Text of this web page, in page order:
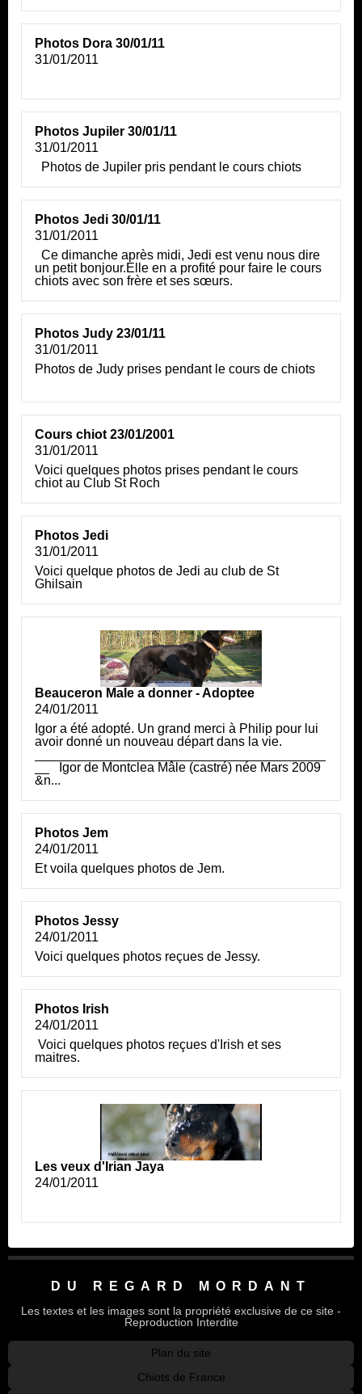
Photos Dora 30/01/11
31/01/2011
Photos Jupiler 30/01/11
31/01/2011
Photos de Jupiler pris pendant le cours chiots
Photos Jedi 30/01/11
31/01/2011
Ce dimanche après midi, Jedi est venu nous dire
un petit bonjour.Elle en a profité pour faire le cours
chiots avec son frère et ses sœurs.
Photos Judy 23/01/11
31/01/2011
Photos de Judy prises pendant le cours de chiots
Cours chiot 23/01/2001
31/01/2011
Voici quelques photos prises pendant le cours
chiot au Club St Roch
Photos Jedi
31/01/2011
Voici quelque photos de Jedi au club de St
Ghilsain
Beauceron Male a donner - Adoptee
24/01/2011
avoir donné un nouveau départ dans la vie.
__ Igor de Montclea Mâle (castré) née Mars 2009
&n...
Photos Jem
24/01/2011
Et voila quelques photos de Jem.
Photos Jessy
24/01/2011
Voici quelques photos reçues de Jessy.
Photos Irish
24/01/2011
Voici quelques photos reçues d'Irish et ses
maitres.
Les veux d'Irian Jaya
24/01/2011
DU REGARD MORDANT
Les textes et les images sont la propriété exclusive de ce site -
Reproduction Interdite
Plan du site
Chiots de France